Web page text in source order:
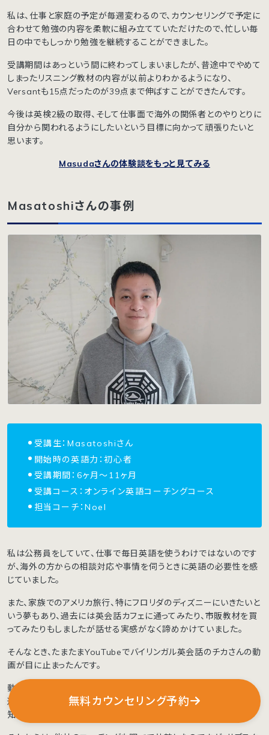
私は、仕事と家庭の予定が毎週変わるので、カウンセリングで予定に
合わせて勉強の内容を柔軟に組み立てていただけたので、忙しい毎
日の中でもしっかり勉強を継続することができました。
受講期間はあっという間に終わってしまいましたが、昔途中でやめて
しまったリスニング教材の内容が以前よりわかるようになり、
Versantも15点だったのが39点まで伸ばすことができたんです。
今後は英検2級の取得、そして仕事面で海外の関係者とのやりとりに
自分から関われるようにしたいという目標に向かって頑張りたいと
思います。
Masudaさんの体験談をもっと見てみる
Masatoshiさんの事例
受講生：Masatoshiさん
開始時の英語力：初心者
受講期間：6ヶ月〜11ヶ月
受講コース：オンライン英語コーチングコース
担当コーチ：Noel
私は公務員をしていて、仕事で毎日英語を使うわけではないのです
が、海外の方からの相談対応や事情を伺うときに英語の必要性を感
じていました。
また、家族でのアメリカ旅行、特にフロリダのディズニーにいきたいと
いう夢もあり、過去には英会話カフェに通ってみたり、市販教材を買
ってみたりもしましたが話せる実感がなく諦めかけていました。
そんなとき、たまたまYouTubeでバイリンガル英会話のチカさんの動
画が目に止まったんです。
動画で紹介されていた学習者の成長、pecoちゃんとイングリードを
運営する諸澤社長の動画を通じて、初めて英語コーチングの存在を
知りました。
無料カウンセリング予約